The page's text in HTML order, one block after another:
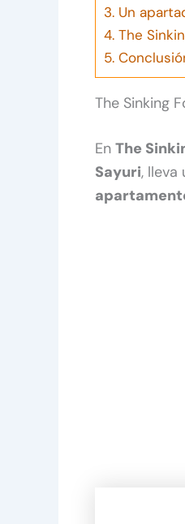
3. Un
4. The
5.
The Sinking
En The
Sayuri, lleva